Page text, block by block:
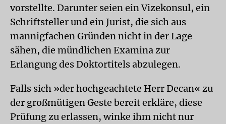
vorstellte. Darunter seien ein Vizekonsul, ein
Schriftsteller und ein Jurist, die sich aus
mannigfachen Gründen nicht in der Lage
sähen, die mündlichen Examina zur
Erlangung des Doktortitels abzulegen.
Falls sich »der hochgeachtete Herr Decan« zu
der großmütigen Geste bereit erkläre, diese
Prüfung zu erlassen, winke ihm nicht nur